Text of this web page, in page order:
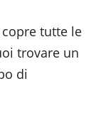
tutte le
trovare un
di